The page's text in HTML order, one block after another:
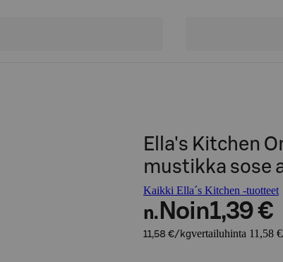
Ella's Kitchen
mustikka sose
Kaikki Ella´s Kitchen -tuotteet
n. Noin1,39 €
11,58 €/kgvertailuhinta 11,58